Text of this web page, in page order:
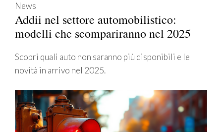
News
Addii nel settore automobilistico:
modelli che scompariranno nel 2025
Scopri quali auto non saranno più disponibili e le
novità in arrivo nel 2025.